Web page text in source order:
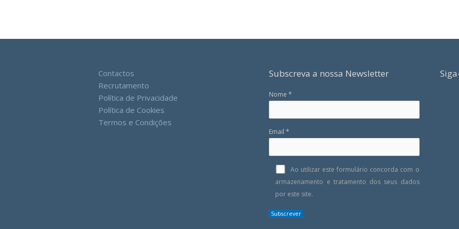
Contactos
Recrutamento
Política de Privacidade
Política de Cookies
Termos e Condições
Subscreva a nossa Newsletter
Nome *
Email *
Ao utilizar este formulário concorda com o
armazenamento e tratamento dos seus dados
por este site.